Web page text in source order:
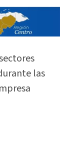
las